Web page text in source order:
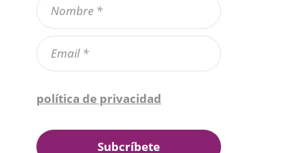
política de privacidad